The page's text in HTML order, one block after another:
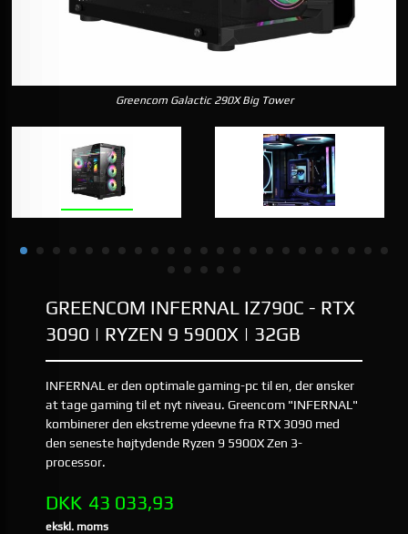
Greencom Galactic 290X Big Tower
GREENCOM INFERNAL IZ790C - RTX
3090 | RYZEN 9 5900X | 32GB
INFERNAL er den optimale gaming-pc til en, der ønsker
at tage gaming til et nyt niveau. Greencom "INFERNAL"
kombinerer den ekstreme ydeevne fra RTX 3090 med
den seneste højtydende Ryzen 9 5900X Zen 3-
processor.
Pris
DKK 43 033,93
ekskl. moms